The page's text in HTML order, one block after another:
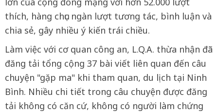
thích, hàng chục ngàn lượt tương tác, bình luận và
chia sẻ, gây nhiều ý kiến trái chiều.
Làm việc với cơ quan công an, L.Q.A. thừa nhận đã
đăng tải tổng cộng 37 bài viết liên quan đến câu
chuyện "gặp ma" khi tham quan, du lịch tại Ninh
Bình. Nhiều chi tiết trong câu chuyện được đăng
tải không có căn cứ, không có người làm chứng